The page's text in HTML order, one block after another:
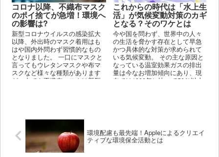
コロナ以降、不織布マスク
のポイ捨てが急増！環境へ
の影響は?
新型コロナウイルスの感染拡大
以降、外出時のマスク着用はも
はや国内外問わず習慣的なもの
となりました。 一口にマスクと
言ってもウレタンマスクや布マ
スクなど様々な種類があります
が、中でも不織布マスクは新型
これからの時代は「水上生
活」が気候変動対策のカギ
となる？そのワケとは
今や国を問わず、世界中の人々
の生活を脅かす存在として早急
かつ具体的な対策が求められて
いる気候変動。 その主な原因と
なっている温室効果ガスの排出
量は今なお増加傾向にあり、現
在では1990年に比べて50％以上
環境配慮も最先端！Appleによるクリエイ
ティブな環境保全活動とは